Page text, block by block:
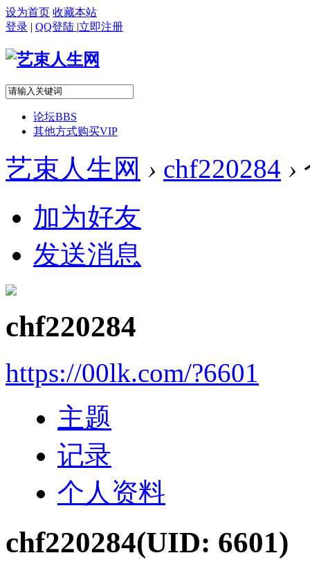
设为首页 收藏本站
登录 | QQ登陆 |立即注册
论坛BBS
其他方式购买VIP
艺束人生网 › chf220284 ›
加为好友
发送消息
chf220284
https://00lk.com/?6601
主题
记录
个人资料
chf220284(UID: 6601)